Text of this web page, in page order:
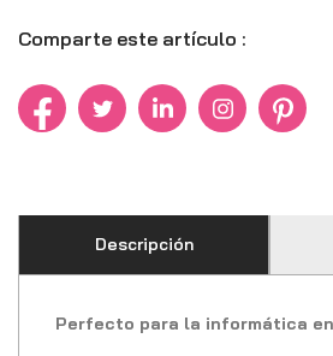
Comparte este artículo :
Descripción
Perfecto para la informática